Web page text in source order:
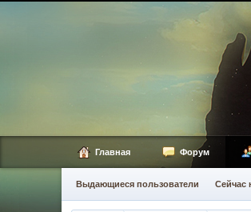
Главная Форум
Выдающиеся пользователи Сейчас